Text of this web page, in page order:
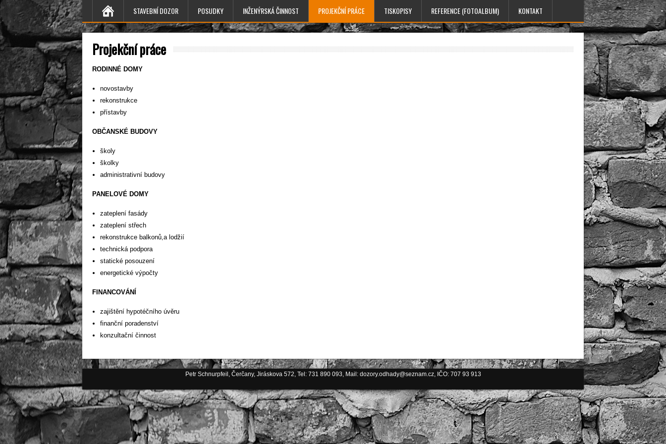
STAVEBNÍ DOZOR POSUDKY INŽENÝRSKÁ ČINNOST PROJEKČNÍ PRÁCE TISKOPISY REFERENCE (FOTOALBUM) KONTAKT
Projekční práce
RODINNÉ DOMY
novostavby
rekonstrukce
přístavby
OBČANSKÉ BUDOVY
školy
školky
administrativní budovy
PANELOVÉ DOMY
zateplení fasády
zateplení střech
rekonstrukce balkonů,a lodžií
technická podpora
statické posouzení
energetické výpočty
FINANCOVÁNÍ
zajištění hypotéčního úvěru
finanční poradenství
konzultační činnost
Petr Schnurpfeil, Čerčany, Jiráskova 572, Tel: 731 890 093, Mail: dozory.odhady@seznam.cz, IČO: 707 93 913